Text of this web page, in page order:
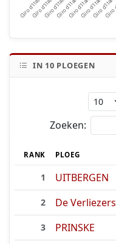
IN 10 PLOEGEN
Zoeken:
RANK PLOEG
1 UITBERGEN
2 De Verliezers
3 PRINSKE